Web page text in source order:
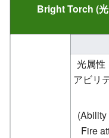
Bright Torch (
光属性
アビリ
Fire